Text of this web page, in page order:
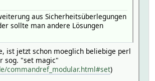
aus Sicherheitsüberlegungen
sollte man andere Lösungen
ist jetzt schon moeglich beliebige perl
sog. "set magic"
commandref_modular.html#set)